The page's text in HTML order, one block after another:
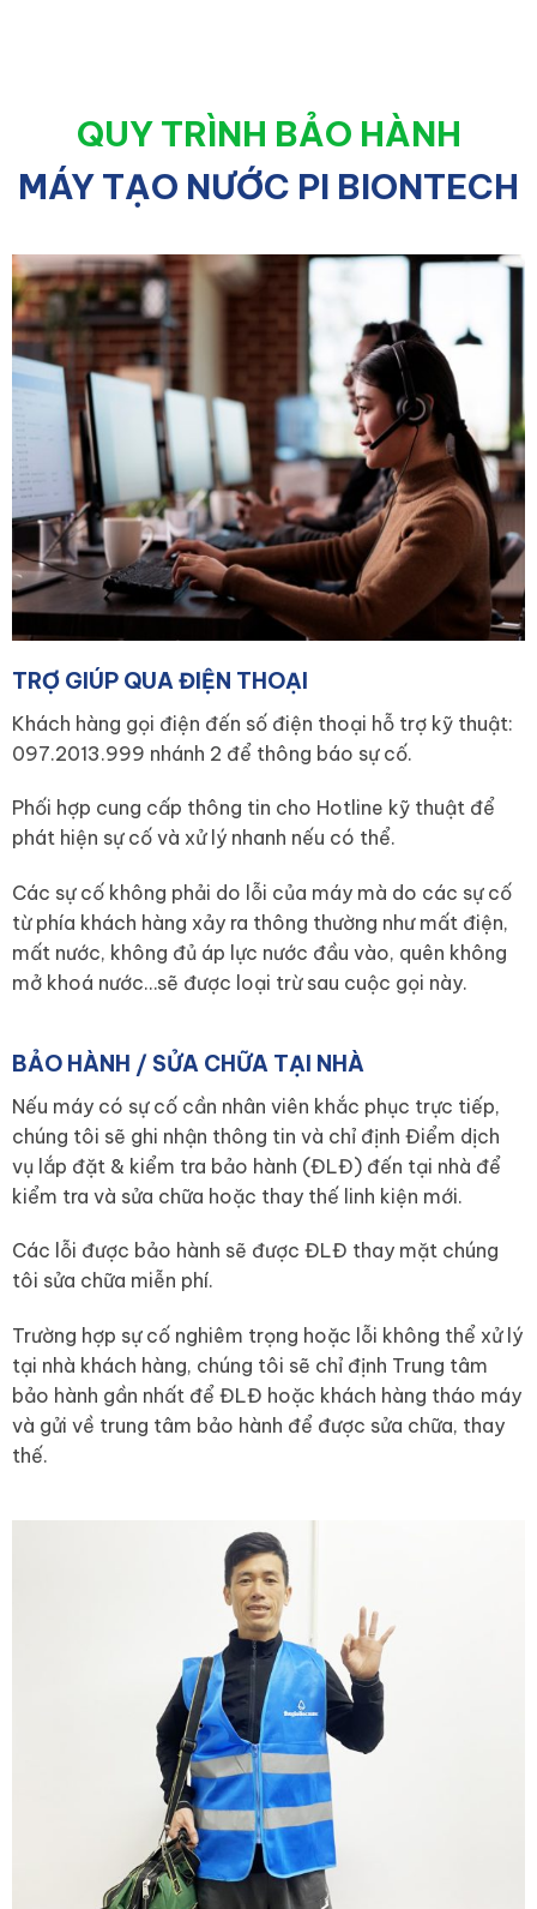
QUY TRÌNH BẢO HÀNH
MÁY TẠO NƯỚC PI BIONTECH
TRỢ GIÚP QUA ĐIỆN THOẠI
Khách hàng gọi điện đến số điện thoại hỗ trợ kỹ thuật:
097.2013.999 nhánh 2 để thông báo sự cố.
Phối hợp cung cấp thông tin cho Hotline kỹ thuật để
phát hiện sự cố và xử lý nhanh nếu có thể.
Các sự cố không phải do lỗi của máy mà do các sự cố
từ phía khách hàng xảy ra thông thường như mất điện,
mất nước, không đủ áp lực nước đầu vào, quên không
mở khoá nước…sẽ được loại trừ sau cuộc gọi này.
BẢO HÀNH / SỬA CHỮA TẠI NHÀ
Nếu máy có sự cố cần nhân viên khắc phục trực tiếp,
chúng tôi sẽ ghi nhận thông tin và chỉ định Điểm dịch
vụ lắp đặt & kiểm tra bảo hành (ĐLĐ) đến tại nhà để
kiểm tra và sửa chữa hoặc thay thế linh kiện mới.
Các lỗi được bảo hành sẽ được ĐLĐ thay mặt chúng
tôi sửa chữa miễn phí.
Trường hợp sự cố nghiêm trọng hoặc lỗi không thể xử lý
tại nhà khách hàng, chúng tôi sẽ chỉ định Trung tâm
bảo hành gần nhất để ĐLĐ hoặc khách hàng tháo máy
và gửi về trung tâm bảo hành để được sửa chữa, thay
thế.